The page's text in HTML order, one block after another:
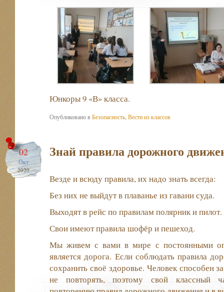
Юнкоры 9 «В» класса.
Опубликовано вБезопасность Вести из классов
02
Окт
2020
Знай правила дорожного
Везде и всюду правила, их надо знать всегда:
Без них не выйдут в плаванье из гавани суда.
Выходят в рейс по правилам полярник и пилот.
Свои имеют правила шофёр и пешеход.
Мы живем с вами в мире с постоянными
является дорога. Если соблюдать правила
сохранить своё здоровье. Человек способен
не повторять, поэтому свой классный